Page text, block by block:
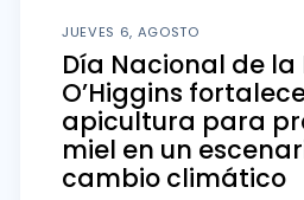
JUEVES 6, AGOSTO
Día Nacional de la
O’Higgins
apicultura para
miel en un
cambio climático